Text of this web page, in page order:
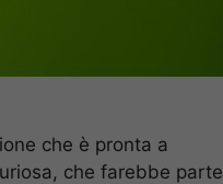
che è pronta a
che farebbe parte